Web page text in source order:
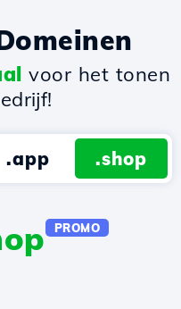
voor het tonen
.app .shop
PROMO